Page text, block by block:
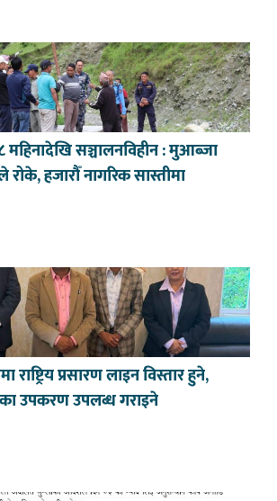
सञ्चालनविहीन : मुआब्जा
रोके, हजारौँ नागरिक सास्तीमा
राष्ट्रिय प्रसारण लाइन विस्तार हुने,
उपकरण उपलब्ध गराइने